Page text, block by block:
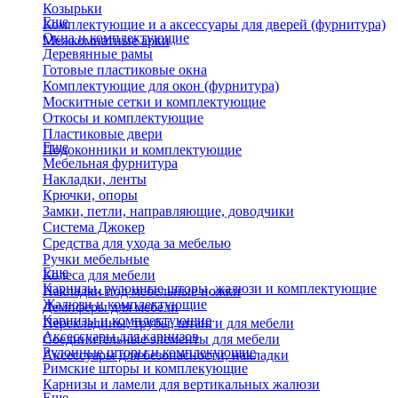
Козырьки
Комплектующие и а аксессуары для дверей (фурнитура)
Межкомнатные арки
Еще
Окна и комплектующие
Деревянные рамы
Готовые пластиковые окна
Комплектующие для окон (фурнитура)
Москитные сетки и комплектующие
Откосы и комплектующие
Пластиковые двери
Подоконники и комплектующие
Еще
Мебельная фурнитура
Накладки, ленты
Крючки, опоры
Замки, петли, направляющие, доводчики
Система Джокер
Средства для ухода за мебелью
Ручки мебельные
Колеса для мебели
Накладки под мебельные ножки
Демпферы для мебели
Перекладины, трубы, штанги для мебели
Соединительные элементы для мебели
Аксессуары для безопасности, накладки
Еще
Карнизы, рулонные шторы, жалюзи и комплектующие
Жалюзи и комплектующие
Карнизы и комплектующие
Аксессуары для карнизов
Рулонные шторы и комплекующие
Римские шторы и комплекующие
Карнизы и ламели для вертикальных жалюзи